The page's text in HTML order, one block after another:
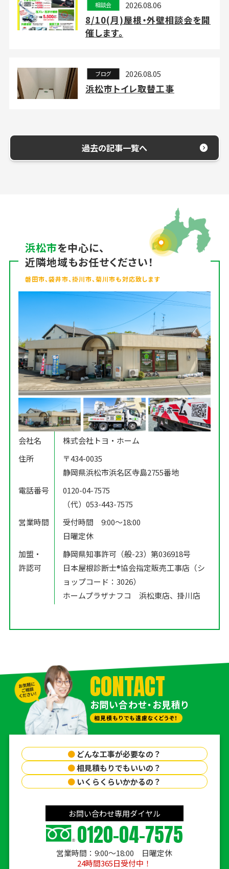
相談会 2026.08.06
8/10(月)屋根・外壁相談会を開
催します。
ブログ 2026.08.05
浜松市トイレ取替工事
過去の記事一覧へ
浜松市を中心に、
近隣地域もお任せください！
磐田市、袋井市、掛川市、菊川市も対応致します
会社名
株式会社トヨ・ホーム
住所
〒434-0035
静岡県浜松市浜名区寺島2755番地
電話番号
0120-04-7575
（代）053-443-7575
営業時間
受付時間 9:00〜18:00
日曜定休
加盟・
許認可
静岡県知事許可（般-23）第036918号
日本屋根診断士®️協会指定販売工事店（シ
ョップコード：3026）
ホームプラザナフコ 浜松東店、掛川店
CONTACT
お問い合わせ・お見積り
相見積もりでも遠慮なくどうぞ！
● どんな工事が必要なの？
●相見積もりでもいいの？
● いくらくらいかかるの？
お問い合わせ専用ダイヤル
0120-04-7575
営業時間：9:00〜18:00 日曜定休
24時間365日受付中！